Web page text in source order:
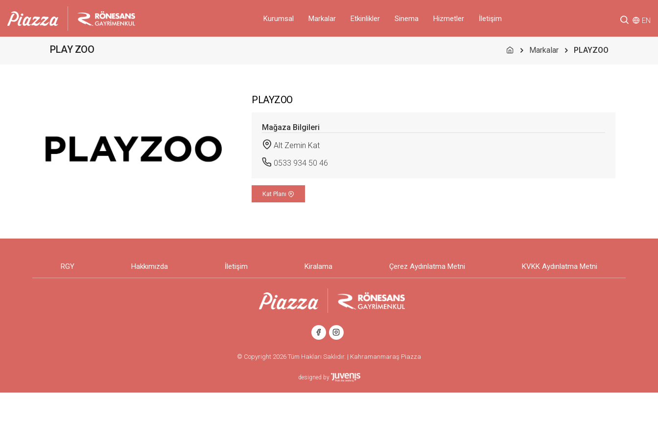
Kurumsal Markalar Etkinlikler Sinema Hizmetler İletişim EN
PLAY ZOO Markalar PLAYZOO
PLAYZOO
Mağaza Bilgileri
Alt Zemin Kat
0533 934 50 46
Kat Planı
RGY Hakkımızda İletişim Kiralama Çerez Aydınlatma Metni KVKK Aydınlatma Metni
© Copyright 2026 Tüm Hakları Saklıdır. | Kahramanmaraş Piazza
designed by